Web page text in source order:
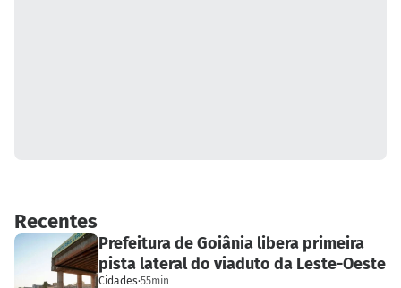
Recentes
Prefeitura de Goiânia libera primeira
pista lateral do viaduto da Leste-Oeste
Cidades·55min